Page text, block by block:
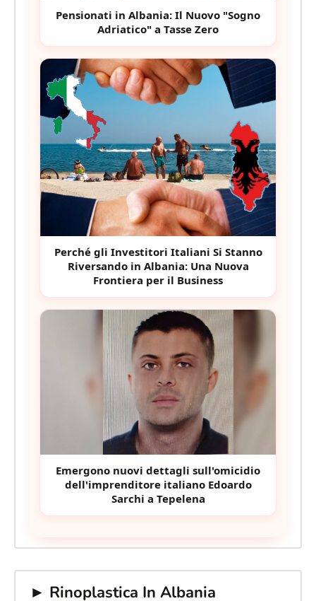
Pensionati in Albania: Il Nuovo "Sogno
Adriatico" a Tasse Zero
Perché gli Investitori Italiani Si Stanno
Riversando in Albania: Una Nuova
Frontiera per il Business
Emergono nuovi dettagli sull'omicidio
dell'imprenditore italiano Edoardo
Sarchi a Tepelena
► Rinoplastica In Albania